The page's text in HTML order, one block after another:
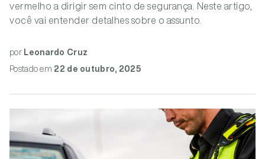
vermelho a dirigir sem cinto de segurança. Neste artigo,
você vai entender detalhes sobre o assunto.
por Leonardo Cruz
Postado em 22 de outubro, 2025